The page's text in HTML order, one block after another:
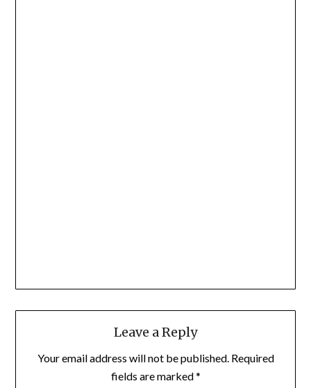
Leave a Reply
Your email address will not be published. Required
fields are marked*